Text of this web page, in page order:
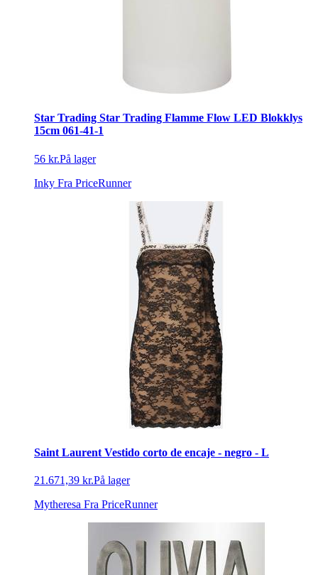
Star Trading Star Trading Flamme Flow LED Blokklys
15cm 061-41-1
56 kr.På lager
Inky Fra PriceRunner
Saint Laurent Vestido corto de encaje - negro - L
21.671,39 kr.På lager
Mytheresa Fra PriceRunner